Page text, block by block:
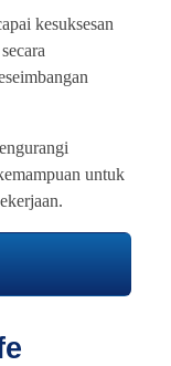
kesuksesan
untuk